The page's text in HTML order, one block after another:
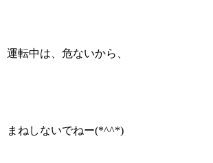
運転中は、危ないから、
まねしないでねー(*^^*)